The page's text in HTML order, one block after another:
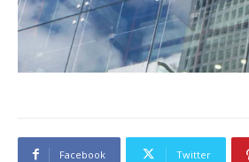
Facebook Twitter